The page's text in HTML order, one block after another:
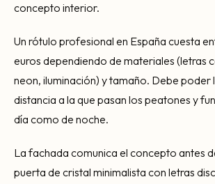
concepto interior.
Un rótulo profesional en España cuesta
euros dependiendo de materiales (letras
neon, iluminación) y tamaño. Debe poder
distancia a la que pasan los peatones y
día como de noche.
La fachada comunica el concepto antes
puerta de cristal minimalista con letras